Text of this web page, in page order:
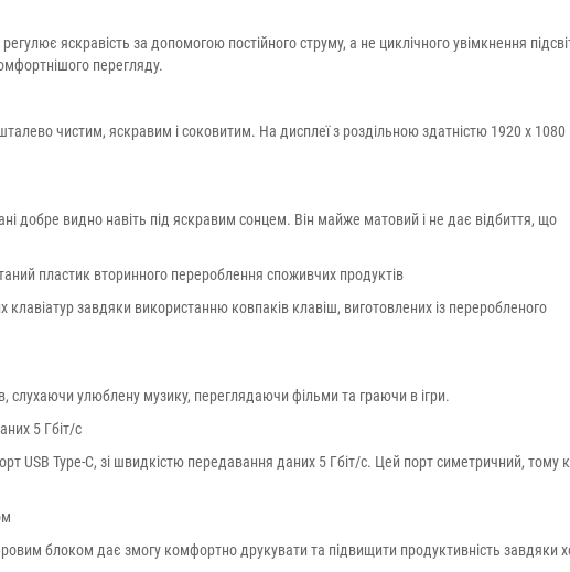
яскравість за допомогою постійного струму, а не циклічного увімкнення
перегляду.
чистим, яскравим і соковитим. На дисплеї з роздільною здатністю 1920 x 1080
добре видно навіть під яскравим сонцем. Він майже матовий і не дає відбиття, що
пластик вторинного перероблення споживчих продуктів
завдяки використанню ковпаків клавіш, виготовлених із переробленого
слухаючи улюблену музику, переглядаючи фільми та граючи в ігри.
5 Гбіт/с
USB Type-C, зі швидкістю передавання даних 5 Гбіт/с. Цей порт симетричний, тому
блоком дає змогу комфортно друкувати та підвищити продуктивність завдяки